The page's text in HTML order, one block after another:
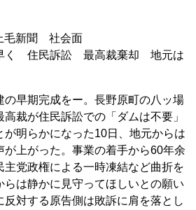
新聞 社会面
く 住民訴訟 最高裁棄却 地元は
早期完成をー。長野原町の八ッ場
裁が住民訴訟での「ダムは不要」
が明らかになった10日、地元からは
が上がった。事業の着手から60年余
主党政権による一時凍結など曲折を
らは静かに見守ってほしいとの願い
反対する原告側は敗訴に肩を落とし